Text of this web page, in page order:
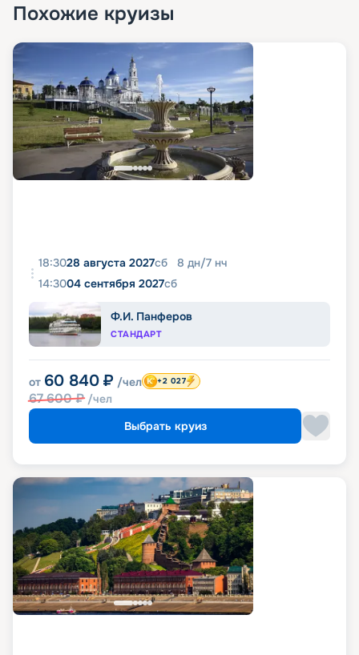
Похожие круизы
18:3028 августа 2027сб 8 дн/7 нч
14:3004 сентября 2027сб
Ф.И. Панферов
СТАНДАРТ
от 60 840 ₽ /чел
67 600₽ /чел
+2 027
Выбрать круиз